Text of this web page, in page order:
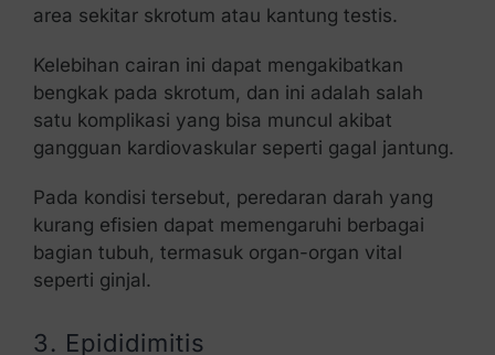
area sekitar skrotum atau kantung testis.
Kelebihan cairan ini dapat mengakibatkan
bengkak pada skrotum, dan ini adalah salah
satu komplikasi yang bisa muncul akibat
gangguan kardiovaskular seperti gagal jantung.
Pada kondisi tersebut, peredaran darah yang
kurang efisien dapat memengaruhi berbagai
bagian tubuh, termasuk organ-organ vital
seperti ginjal.
3. Epididimitis